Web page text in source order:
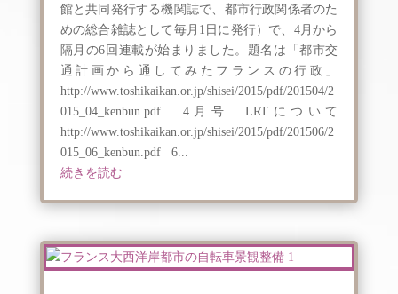
館と共同発行する機関誌で、都市行政関係者のた
めの総合雑誌として毎月1日に発行）で、4月から
隔月の6回連載が始まりました。題名は「都市交
通計画から通してみたフランスの行政」
http://www.toshikaikan.or.jp/shisei/2015/pdf/201504/2
015_04_kenbun.pdf 4月号 LRTについて
http://www.toshikaikan.or.jp/shisei/2015/pdf/201506/2
015_06_kenbun.pdf 6...
続きを読む